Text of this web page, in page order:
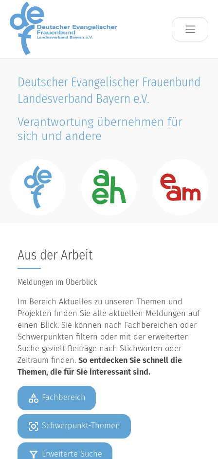
Skip to main content
Deutscher Evangelischer Frauenbund
Landesverband Bayern e.V.
Verantwortung übernehmen für
sich und andere
Aus der Arbeit
Meldungen im Überblick
Im Bereich Aktuelles zu unseren Themen und
Projekten finden Sie alle aktuellen Meldungen auf
einen Blick. Sie können nach Fachbereichen oder
Schwerpunkten filtern oder mit der erweiterten
Suche gezielt Beiträge nach Stichworten oder
Zeitraum finden. So entdecken Sie schnell die
Themen, die für Sie interessant sind.
Fachbereich
Schwerpunkt-Themen
Erweiterte Suche